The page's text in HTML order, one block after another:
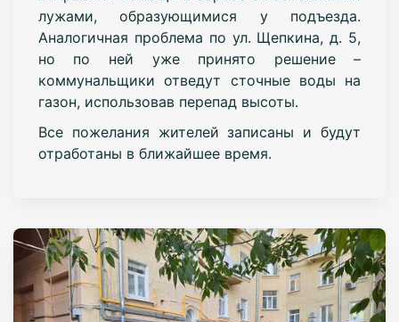
лужами, образующимися у подъезда.
Аналогичная проблема по ул. Щепкина, д. 5,
но по ней уже принято решение –
коммунальщики отведут сточные воды на
газон, использовав перепад высоты.
Все пожелания жителей записаны и будут
отработаны в ближайшее время.